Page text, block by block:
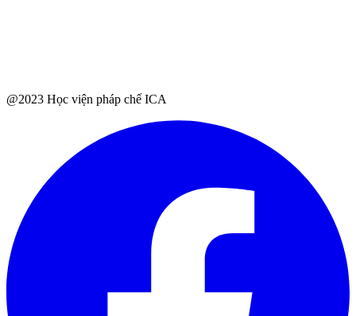
@2023 Học viện pháp chế ICA